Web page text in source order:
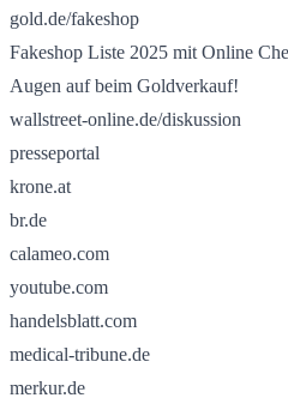
gold.de/fakeshop
Fakeshop Liste 2025 mit Online
Augen auf beim Goldverkauf!
wallstreet-online.de/diskussion
presseportal
krone.at
br.de
calameo.com
youtube.com
handelsblatt.com
medical-tribune.de
merkur.de